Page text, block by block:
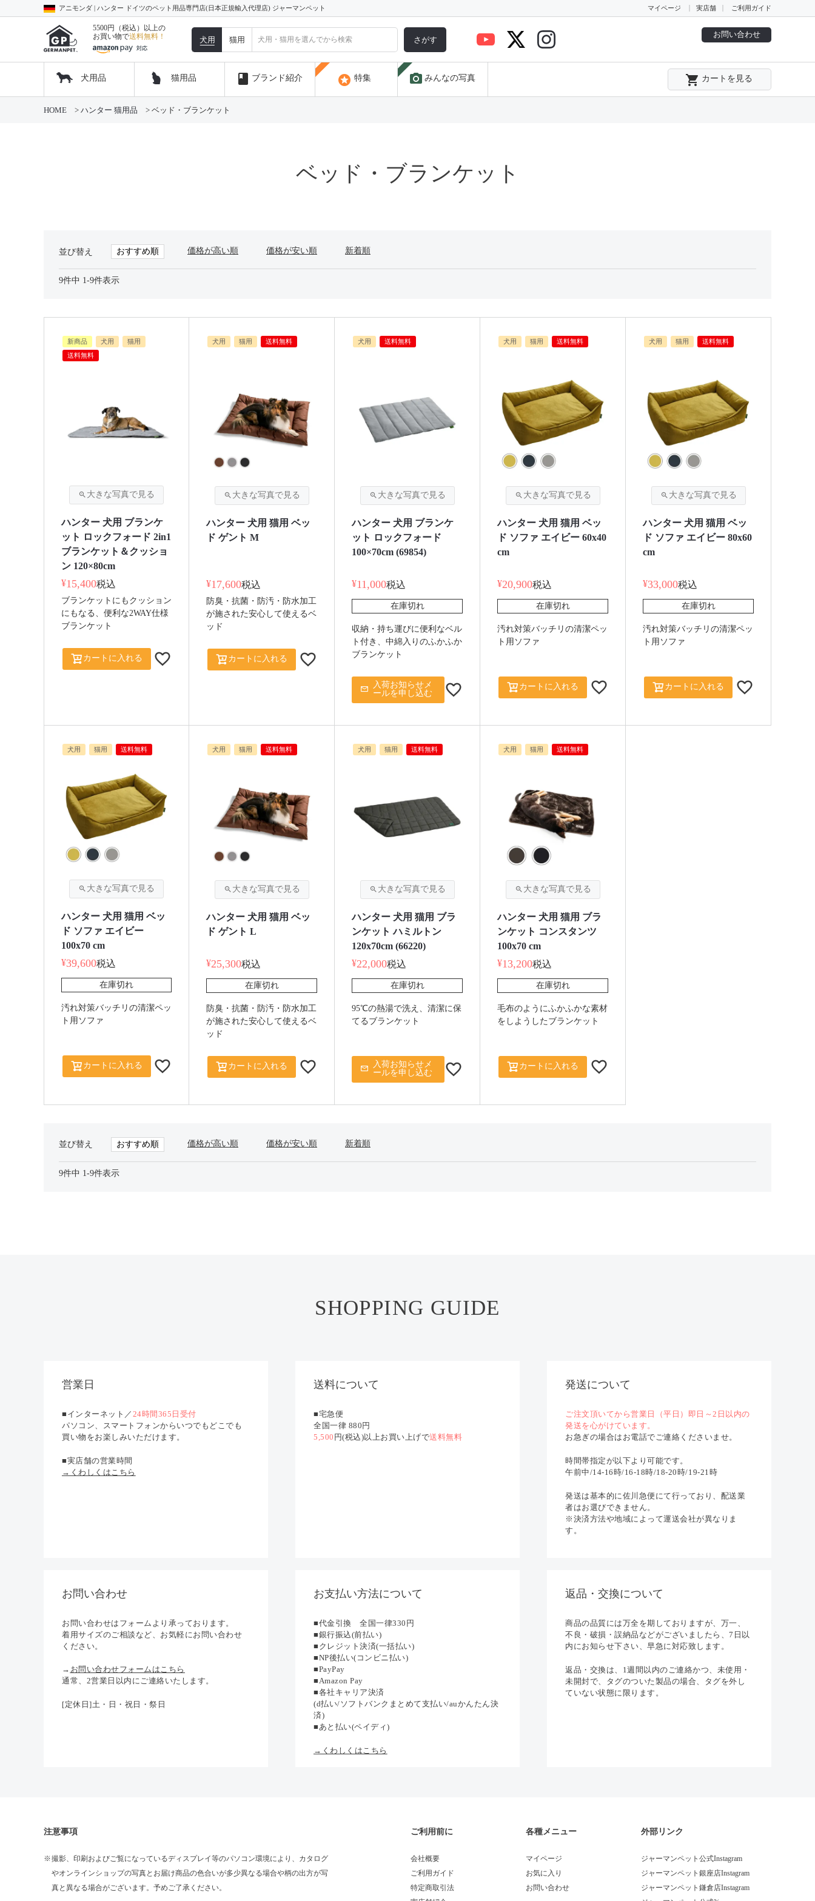
アニモンダ | ハンター ドイツのペット用品専門店(日本正規輸入代理店) ジャーマンペット マイページ 実店舗 ご利用ガイド
5500円（税込）以上の
お買い物で送料無料！ 犬用 猫用 さがす
お問い合わせ
犬用品 猫用品 book ブランド紹介 stars 特集 photo_camera みんなの写真 local_grocery_store カートを見る
HOME ハンター 猫用品 ベッド・ブランケット
ベッド・ブランケット
並び替え おすすめ順 価格が高い順 価格が安い順 新着順
9件中 1-9件表示
新商品 犬用
猫用
送料無料
ハンター 犬用 ブランケ
ット ロックフォード 2in1
ブランケット＆クッショ
ン 120×80cm
¥15,400税込
ブランケットにもクッション
にもなる、便利な2WAY仕様
ブランケット
カートに入れる
犬用 猫用 送料無料
ハンター 犬用 猫用 ベッ
ド ゲント M
¥17,600税込
防臭・抗菌・防汚・防水加工
が施された安心して使えるベ
ッド
カートに入れる
犬用 送料無料
ハンター 犬用 ブランケ
ット ロックフォード
100×70cm (69854)
¥11,000税込
在庫切れ
収納・持ち運びに便利なベル
ト付き、中綿入りのふかふか
ブランケット
入荷お知らせメ
ールを申し込む
犬用 猫用 送料無料
ハンター 犬用 猫用 ベッ
ド ソファ エイビー 60x40
cm
¥20,900税込
在庫切れ
汚れ対策バッチリの清潔ペッ
ト用ソファ
カートに入れる
犬用 猫用 送料無料
ハンター 犬用 猫用 ベッ
ド ソファ エイビー 80x60
cm
¥33,000税込
在庫切れ
汚れ対策バッチリの清潔ペッ
ト用ソファ
カートに入れる
犬用 猫用 送料無料
ハンター 犬用 猫用 ベッ
ド ソファ エイビー
100x70 cm
¥39,600税込
在庫切れ
汚れ対策バッチリの清潔ペッ
ト用ソファ
カートに入れる
犬用 猫用 送料無料
ハンター 犬用 猫用 ベッ
ド ゲント L
¥25,300税込
在庫切れ
防臭・抗菌・防汚・防水加工
が施された安心して使えるベ
ッド
カートに入れる
犬用 猫用 送料無料
ハンター 犬用 猫用 ブラ
ンケット ハミルトン
120x70cm (66220)
¥22,000税込
在庫切れ
95℃の熱湯で洗え、清潔に保
てるブランケット
入荷お知らせメ
ールを申し込む
犬用 猫用 送料無料
ハンター 犬用 猫用 ブラ
ンケット コンスタンツ
100x70 cm
¥13,200税込
在庫切れ
毛布のようにふかふかな素材
をしようしたブランケット
カートに入れる
並び替え おすすめ順 価格が高い順 価格が安い順 新着順
9件中 1-9件表示
SHOPPING GUIDE
営業日
■インターネット／ 24時間365日受付
パソコン、スマートフォンからいつでもどこでも
買い物をお楽しみいただけます。
■実店舗の営業時間
→くわしくはこちら
送料について
■宅急便
全国一律 880円
5,500 円(税込)以上お買い上げで送料無料
発送について
ご注文頂いてから営業日（平日）即日～2日以内の
発送を心がけています。
お急ぎの場合はお電話でご連絡くださいませ。
時間帯指定が以下より可能です。
午前中/14-16時/16-18時/18-20時/19-21時
発送は基本的に佐川急便にて行っており、配送業
者はお選びできません。
※決済方法や地域によって運送会社が異なりま
す。
お問い合わせ
お問い合わせはフォームより承っております。
着用サイズのご相談など、お気軽にお問い合わせ
ください。
→ お問い合わせフォームはこちら
通常、2営業日以内にご連絡いたします。
[定休日]土・日・祝日・祭日
お支払い方法について
■代金引換 全国一律330円
■銀行振込(前払い)
■クレジット決済(一括払い)
■NP後払い(コンビニ払い)
■PayPay
■Amazon Pay
■各社キャリア決済
(d払い/ソフトバンクまとめて支払い/auかんたん決
済)
■あと払い(ペイディ)
→くわしくはこちら
返品・交換について
商品の品質には万全を期しておりますが、万一、
不良・破損・誤納品などがございましたら、7日以
内にお知らせ下さい、早急に対応致します。
返品・交換は、1週間以内のご連絡かつ、未使用・
未開封で、タグのついた製品の場合、タグを外し
ていない状態に限ります。
注意事項
撮影、印刷およびご覧になっているディスプレイ等のパソコン環境により、カタログ
やオンラインショップの写真とお届け商品の色合いが多少異なる場合や柄の出方が写
真と異なる場合がございます。予めご了承ください。
ご利用前に
会社概要
ご利用ガイド
特定商取引法
各種メニュー
マイページ
お気に入り
お問い合わせ
外部リンク
ジャーマンペット公式Instagram
ジャーマンペット銀座店Instagram
ジャーマンペット鎌倉店Instagram